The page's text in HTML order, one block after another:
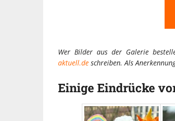
Wer Bilder aus der Galerie
aktuell.de schreiben. Als
Einige Eindrücke